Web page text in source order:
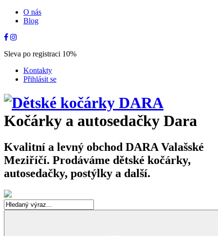
O nás
Blog
Sleva po registraci 10%
Kontakty
Přihlásit se
Kočárky a autosedačky Dara
Kvalitní a levný obchod DARA Valašské
Meziříčí. Prodáváme dětské kočárky,
autosedačky, postýlky a další.